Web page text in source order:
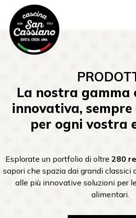
La nostra gamma
innovativa,
per ogni vostra
Esplorate un portfolio di oltre 280
sapori che spazia dai grandi classici
alle più innovative soluzioni per
alimentari.